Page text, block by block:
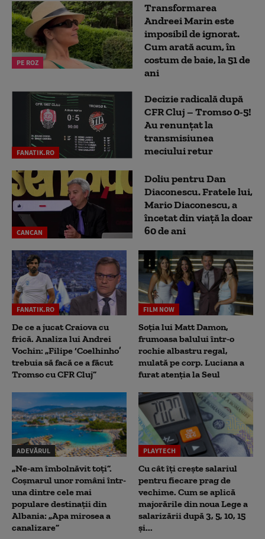
PE ROZ
Transformarea
Andreei Marin este
imposibil de ignorat.
Cum arată acum, în
costum de baie, la 51 de
ani
FANATIK.RO
Decizie radicală după
CFR Cluj – Tromso 0-5!
Au renunțat la
transmisiunea
meciului retur
CANCAN
Doliu pentru Dan
Diaconescu. Fratele lui,
Mario Diaconescu, a
încetat din viață la doar
60 de ani
FANATIK.RO
De ce a jucat Craiova cu
frică. Analiza lui Andrei
Vochin: „Filipe ‘Coelhinho’
trebuia să facă ce a făcut
Tromso cu CFR Cluj”
FILM NOW
Soția lui Matt Damon,
frumoasa balului într-o
rochie albastru regal,
mulată pe corp. Luciana a
furat atenția la Seul
ADEVĂRUL
„Ne-am îmbolnăvit toți”.
Coșmarul unor români într-
una dintre cele mai
populare destinații din
Albania: „Apa mirosea a
canalizare”
PLAYTECH
Cu cât îți crește salariul
pentru fiecare prag de
vechime. Cum se aplică
majorările din noua Lege a
salarizării după 3, 5, 10, 15
și...